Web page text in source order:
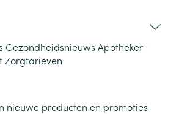
Gezondheidsnieuws Apotheker
Zorgtarieven
nieuwe producten en promoties